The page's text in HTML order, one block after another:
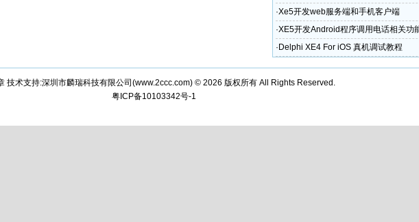
奖励政策
·Xe5开发web服务端和手机客户端
·XE5开发Android程序调用电话相关功
和电话)
· Delphi XE4 For iOS 真机调试教程
技术支持:深圳市麟瑞科技有限公司(www.2ccc.com) © 2026 版权所有 All Rights Reserved.
粤ICP备10103342号-1